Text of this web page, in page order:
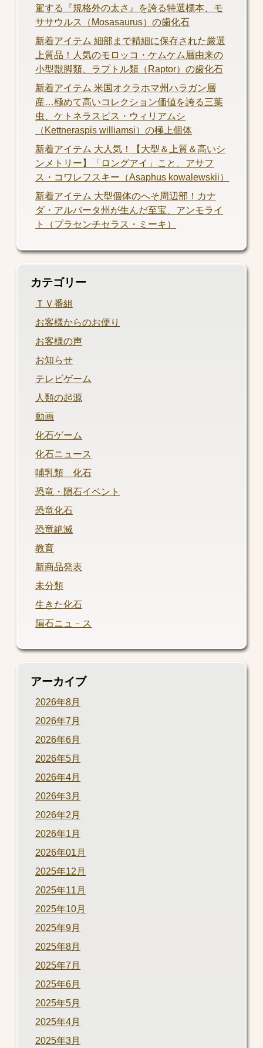
駕する『規格外の太さ』を誇る特選標本、モ
ササウルス（Mosasaurus）の歯化石
新着アイテム 細部まで精細に保存された厳選
上質品！人気のモロッコ・ケムケム層由来の
小型獣脚類、ラプトル類（Raptor）の歯化石
新着アイテム 米国オクラホマ州ハラガン層
産…極めて高いコレクション価値を誇る三葉
虫、ケトネラスピス・ウィリアムシ
（Kettneraspis williamsi）の極上個体
新着アイテム 大人気！【大型＆上質＆高いシ
ンメトリー】「ロングアイ」こと、アサフ
ス・コワレフスキー（Asaphus kowalewskii）
新着アイテム 大型個体のへそ周辺部！カナ
ダ・アルバータ州が生んだ至宝、アンモライ
ト（プラセンチセラス・ミーキ）
カテゴリー
ＴＶ番組
お客様からのお便り
お客様の声
お知らせ
テレビゲーム
人類の起源
動画
化石ゲーム
化石ニュース
哺乳類 化石
恐竜・隕石イベント
恐竜化石
恐竜絶滅
教育
新商品発表
未分類
生きた化石
隕石ニュ－ス
アーカイブ
2026年8月
2026年7月
2026年6月
2026年5月
2026年4月
2026年3月
2026年2月
2026年1月
2026年01月
2025年12月
2025年11月
2025年10月
2025年9月
2025年8月
2025年7月
2025年6月
2025年5月
2025年4月
2025年3月